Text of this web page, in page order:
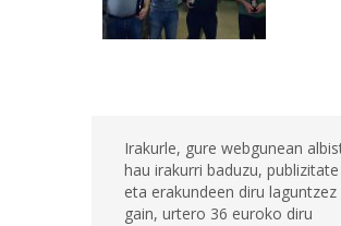
Irakurle, gure webgunean
hau irakurri baduzu, publizitate
eta erakundeen diru laguntzez
gain, urtero 36 euroko diru